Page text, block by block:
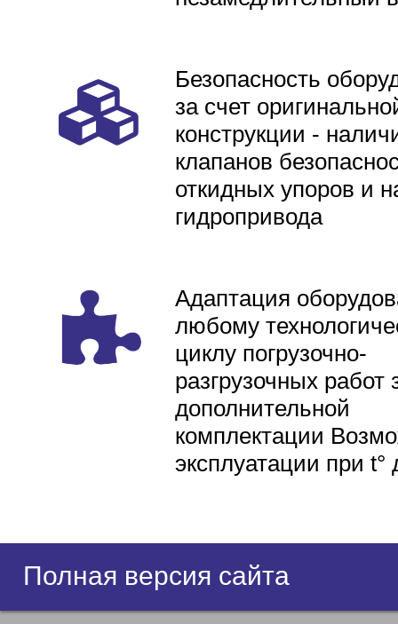
Безопасность
за счет
конструкции -
клапанов
откидных упоров и
гидропривода
Адаптация
любому
циклу погрузочно-
разгрузочных работ
дополнительной
комплектации
эксплуатации при t°
Полная версия сайта